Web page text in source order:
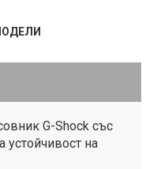
G-Shock със
устойчивост на